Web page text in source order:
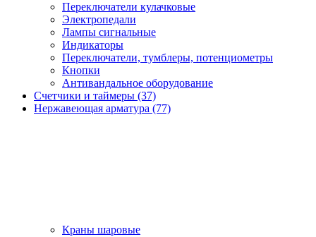
Переключатели кулачковые
Электропедали
Лампы сигнальные
Индикаторы
Переключатели, тумблеры, потенциометры
Кнопки
Антивандальное оборудование
Счетчики и таймеры (37)
Нержавеющая арматура (77)
Краны шаровые